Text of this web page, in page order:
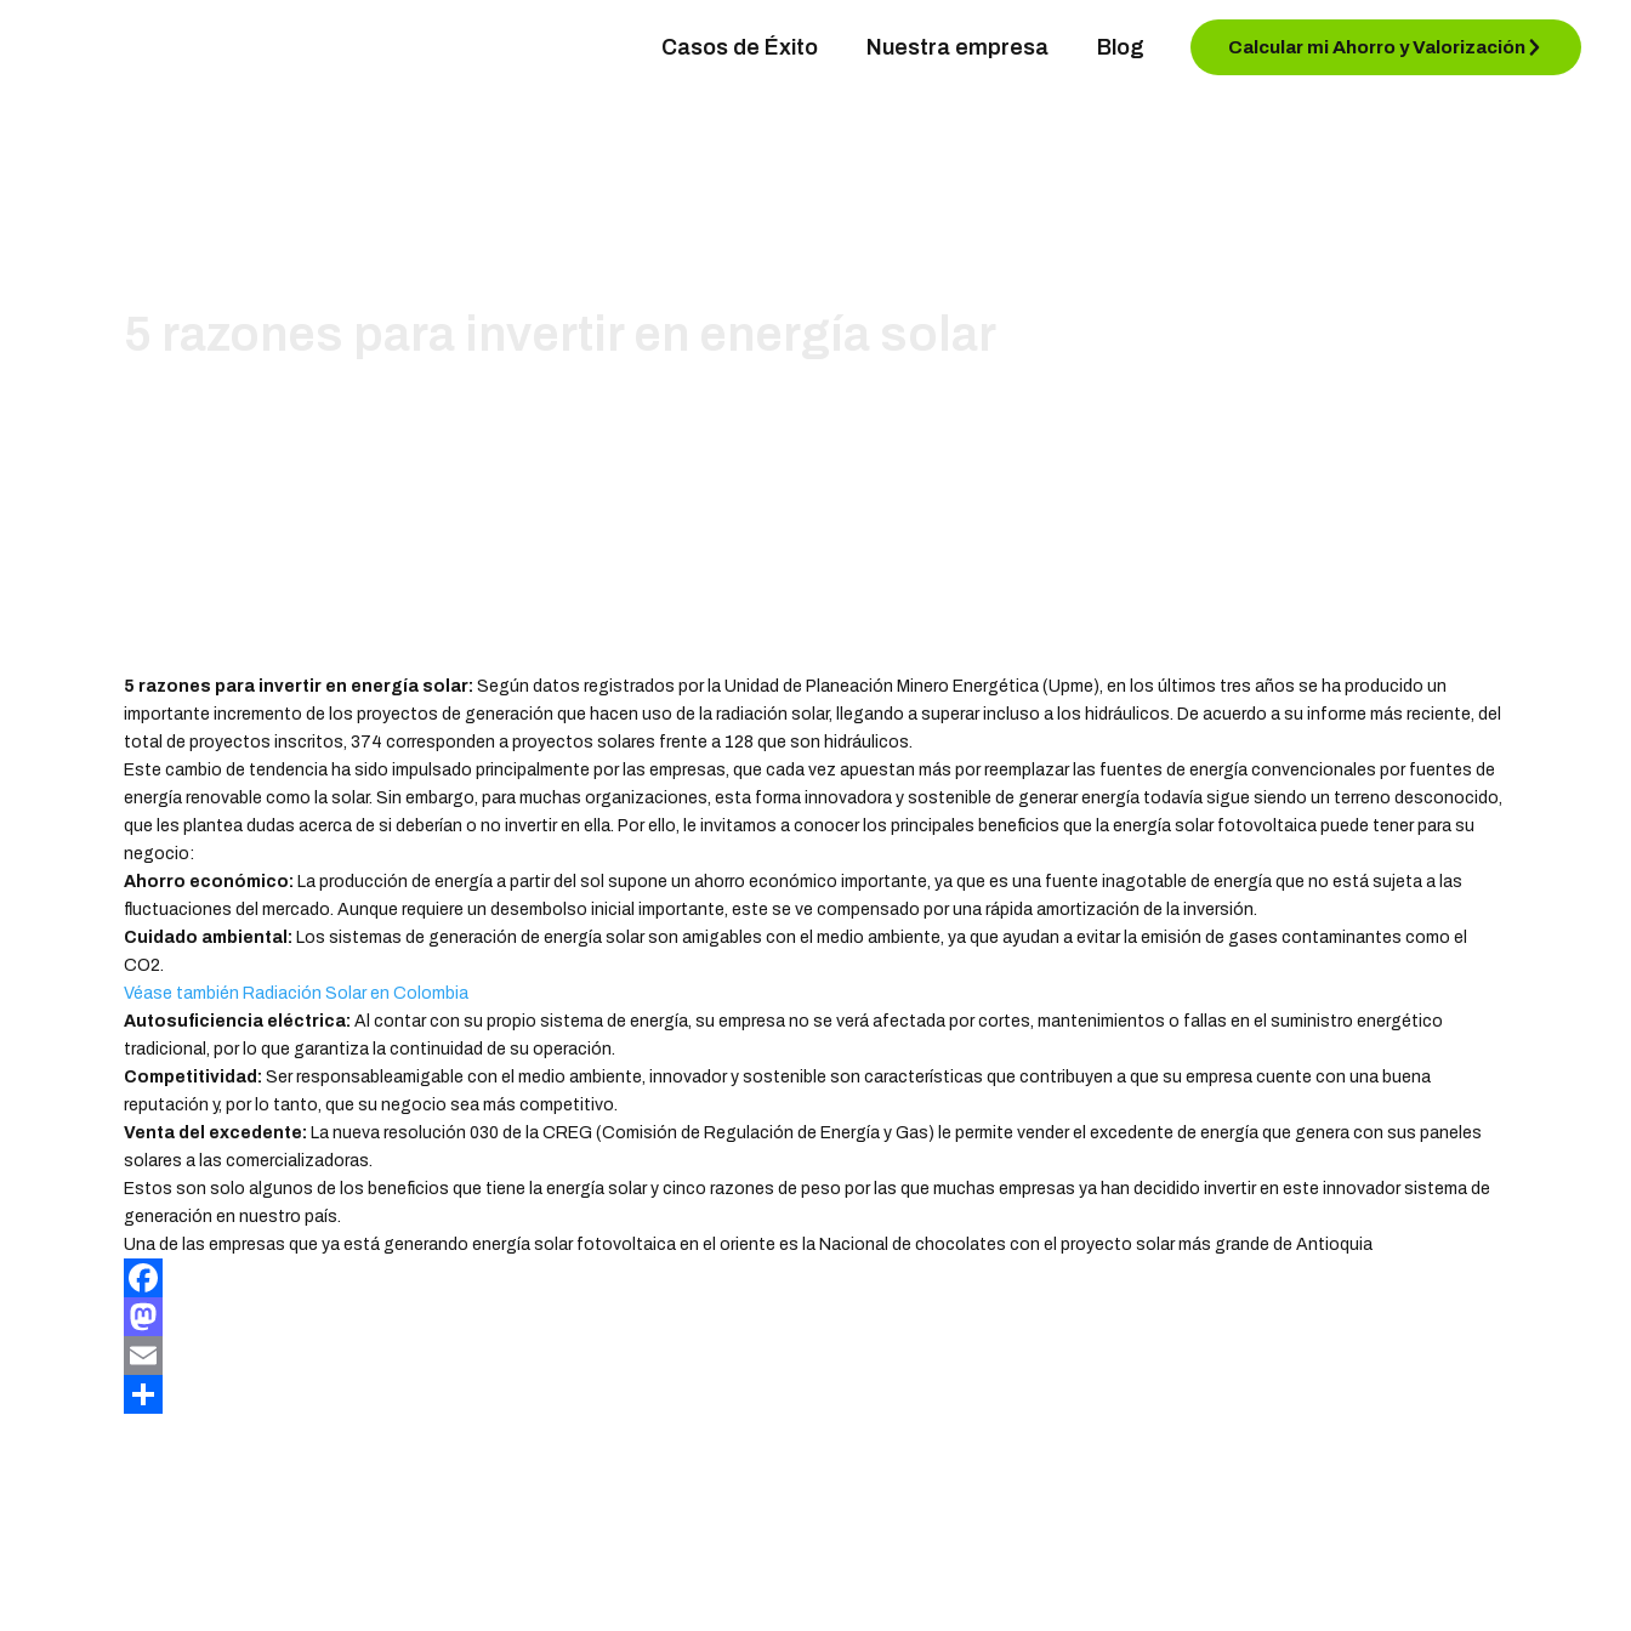
Casos de Éxito Nuestra empresa Blog Calcular mi Ahorro y Valorización
5 razones para invertir en energía solar: Según datos registrados por la Unidad de Planeación Minero Energética (Upme), en los últimos tres años se ha producido un
importante incremento de los proyectos de generación que hacen uso de la radiación solar, llegando a superar incluso a los hidráulicos. De acuerdo a su informe más reciente, del
total de proyectos inscritos, 374 corresponden a proyectos solares frente a 128 que son hidráulicos.
Este cambio de tendencia ha sido impulsado principalmente por las empresas, que cada vez apuestan más por reemplazar las fuentes de energía convencionales por fuentes de
energía renovable como la solar. Sin embargo, para muchas organizaciones, esta forma innovadora y sostenible de generar energía todavía sigue siendo un terreno desconocido,
que les plantea dudas acerca de si deberían o no invertir en ella. Por ello, le invitamos a conocer los principales beneficios que la energía solar fotovoltaica puede tener para su
negocio:
Ahorro económico: La producción de energía a partir del sol supone un ahorro económico importante, ya que es una fuente inagotable de energía que no está sujeta a las
fluctuaciones del mercado. Aunque requiere un desembolso inicial importante, este se ve compensado por una rápida amortización de la inversión.
Cuidado ambiental: Los sistemas de generación de energía solar son amigables con el medio ambiente, ya que ayudan a evitar la emisión de gases contaminantes como el
CO2.
Véase también Radiación Solar en Colombia
Autosuficiencia eléctrica: Al contar con su propio sistema de energía, su empresa no se verá afectada por cortes, mantenimientos o fallas en el suministro energético
tradicional, por lo que garantiza la continuidad de su operación.
Competitividad: Ser responsableamigable con el medio ambiente, innovador y sostenible son características que contribuyen a que su empresa cuente con una buena
reputación y, por lo tanto, que su negocio sea más competitivo.
Venta del excedente: La nueva resolución 030 de la CREG (Comisión de Regulación de Energía y Gas) le permite vender el excedente de energía que genera con sus paneles
solares a las comercializadoras.
Estos son solo algunos de los beneficios que tiene la energía solar y cinco razones de peso por las que muchas empresas ya han decidido invertir en este innovador sistema de
generación en nuestro país.
Una de las empresas que ya está generando energía solar fotovoltaica en el oriente es la Nacional de chocolates con el proyecto solar más grande de Antioquia
Facebook
Mastodon
Email